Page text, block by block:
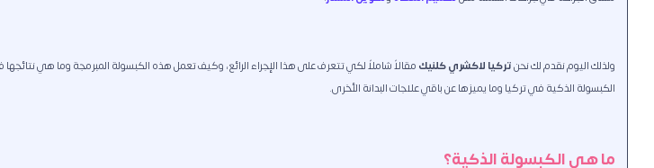
ولذلك اليوم نقدم لك نحنتركيا لاكشري كلنيكمقالاً شاملاً لكي تتعرف على هذا الإجراء الرائع، وكيف تعمل هذه الكبسولة المبرمجة وما هي
الكبسولة الذكية في تركيا وما يميزها عن باقي علاجات البدانة الأخرى.
ما هي الكبسولة الذكية؟